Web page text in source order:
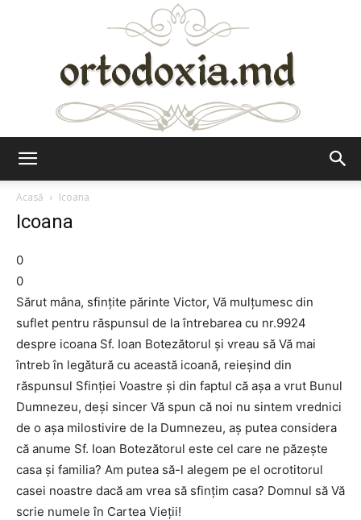
Acasă
Icoana
Icoana
0
0
Sărut mâna, sfințite părinte Victor, Vă mulţumesc din
suflet pentru răspunsul de la întrebarea cu nr.9924
despre icoana Sf. Ioan Botezătorul şi vreau să Vă mai
întreb în legătură cu această icoană, reieşind din
răspunsul Sfinţiei Voastre şi din faptul că aşa a vrut Bunul
Dumnezeu, deşi sincer Vă spun că noi nu sintem vrednici
de o aşa milostivire de la Dumnezeu, aş putea considera
că anume Sf. Ioan Botezătorul este cel care ne păzeşte
casa şi familia? Am putea să-l alegem pe el ocrotitorul
casei noastre dacă am vrea să sfinţim casa? Domnul să Vă
scrie numele în Cartea Vieţii!